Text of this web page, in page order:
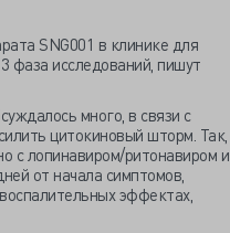
SNG001 в клинике для
фаза исследований, пишут
много, в связи с
цитокиновый шторм. Так,
с лопинавиром/ритонавиром и
от начала симптомов,
эффектах,